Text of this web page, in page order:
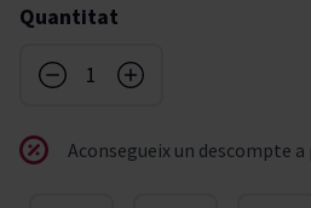
Quantitat
Aconsegueix un descompte